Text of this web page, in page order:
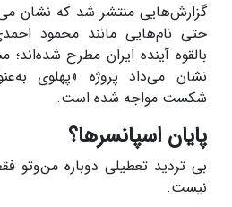
گزارش‌هایی منتشر شد که نشان
حتی نام‌هایی مانند محمود
بالقوه آینده ایران مطرح
نشان می‌داد پروژه «پهلوی
شکست مواجه شده است.
پایان اسپانسر‌ها؟
بی تردید تعطیلی دوباره من‌وتو
نیست.